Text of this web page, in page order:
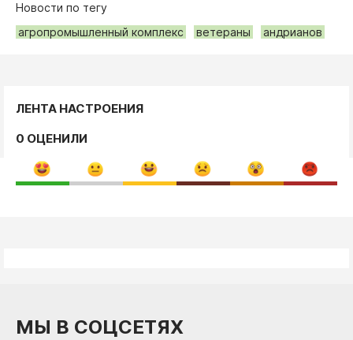
Новости по тегу
агропромышленный комплекс
ветераны андрианов
ЛЕНТА НАСТРОЕНИЯ
0 ОЦЕНИЛИ
МЫ В СОЦСЕТЯХ